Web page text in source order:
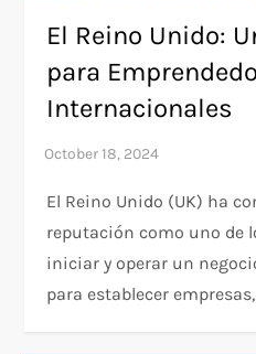
El Reino Unido:
para
Internacionales
El Reino Unido (UK) ha
reputación como uno de
iniciar y operar un
para establecer